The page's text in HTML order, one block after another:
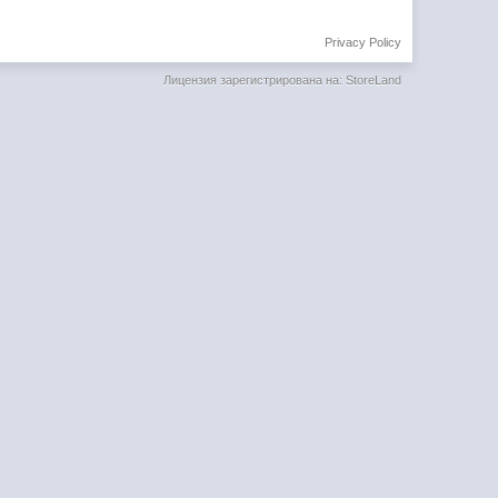
Privacy Policy
Лицензия зарегистрирована на: StoreLand